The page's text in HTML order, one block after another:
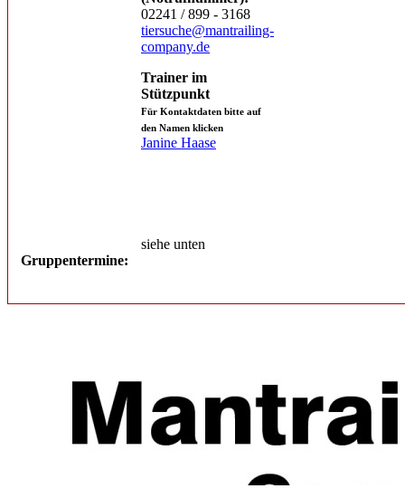
02241 / 899 - 3168
tiersuche@mantrailing-
company.de
Trainer im
Stützpunkt
Für Kontaktdaten bitte auf
den Namen klicken
Janine Haase
Gruppentermine:
siehe unten